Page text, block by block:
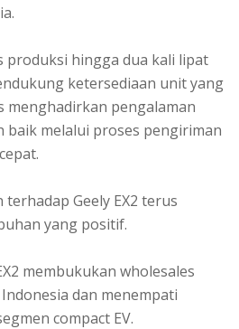
produksi hingga dua kali lipat
ketersediaan unit yang
menghadirkan pengalaman
baik melalui proses pengiriman
Geely EX2 terus
yang positif.
membukukan wholesales
dan menempati
compact EV.